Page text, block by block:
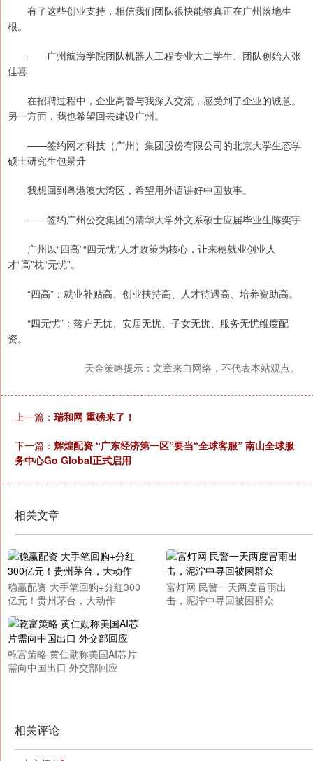
有了这些创业支持，相信我们团队很快能够真正在广州落地生
根。
——广州航海学院团队机器人工程专业大二学生、团队创始人张
佳喜
在招聘过程中，企业高管与我深入交流，感受到了企业的诚意。
另一方面，我也希望回去建设广州。
——签约网才科技（广州）集团股份有限公司的北京大学生态学
硕士研究生包景升
我想回到粤港澳大湾区，希望用外语讲好中国故事。
——签约广州公交集团的清华大学外文系硕士应届毕业生陈奕宇
广州以“四高”“四无忧”人才政策为核心，让来穗就业创业人
才“高”枕“无忧”。
“四高”：就业补贴高、创业扶持高、人才待遇高、培养资助高。
“四无忧”：落户无忧、安居无忧、子女无忧、服务无忧维度配
资。
天金策略提示：文章来自网络，不代表本站观点。
上一篇： 瑞和网 重磅来了！
下一篇： 辉煌配资 “广东经济第一区”要当“全球客服” 南山全球服
务中心Go Global正式启用
相关文章
稳赢配资 大手笔回购+分红300
亿元！贵州茅台，大动作
富灯网 民警一天两度冒雨出
击，泥泞中寻回被困群众
乾富策略 黄仁勋称美国AI芯片
需向中国出口 外交部回应
相关评论